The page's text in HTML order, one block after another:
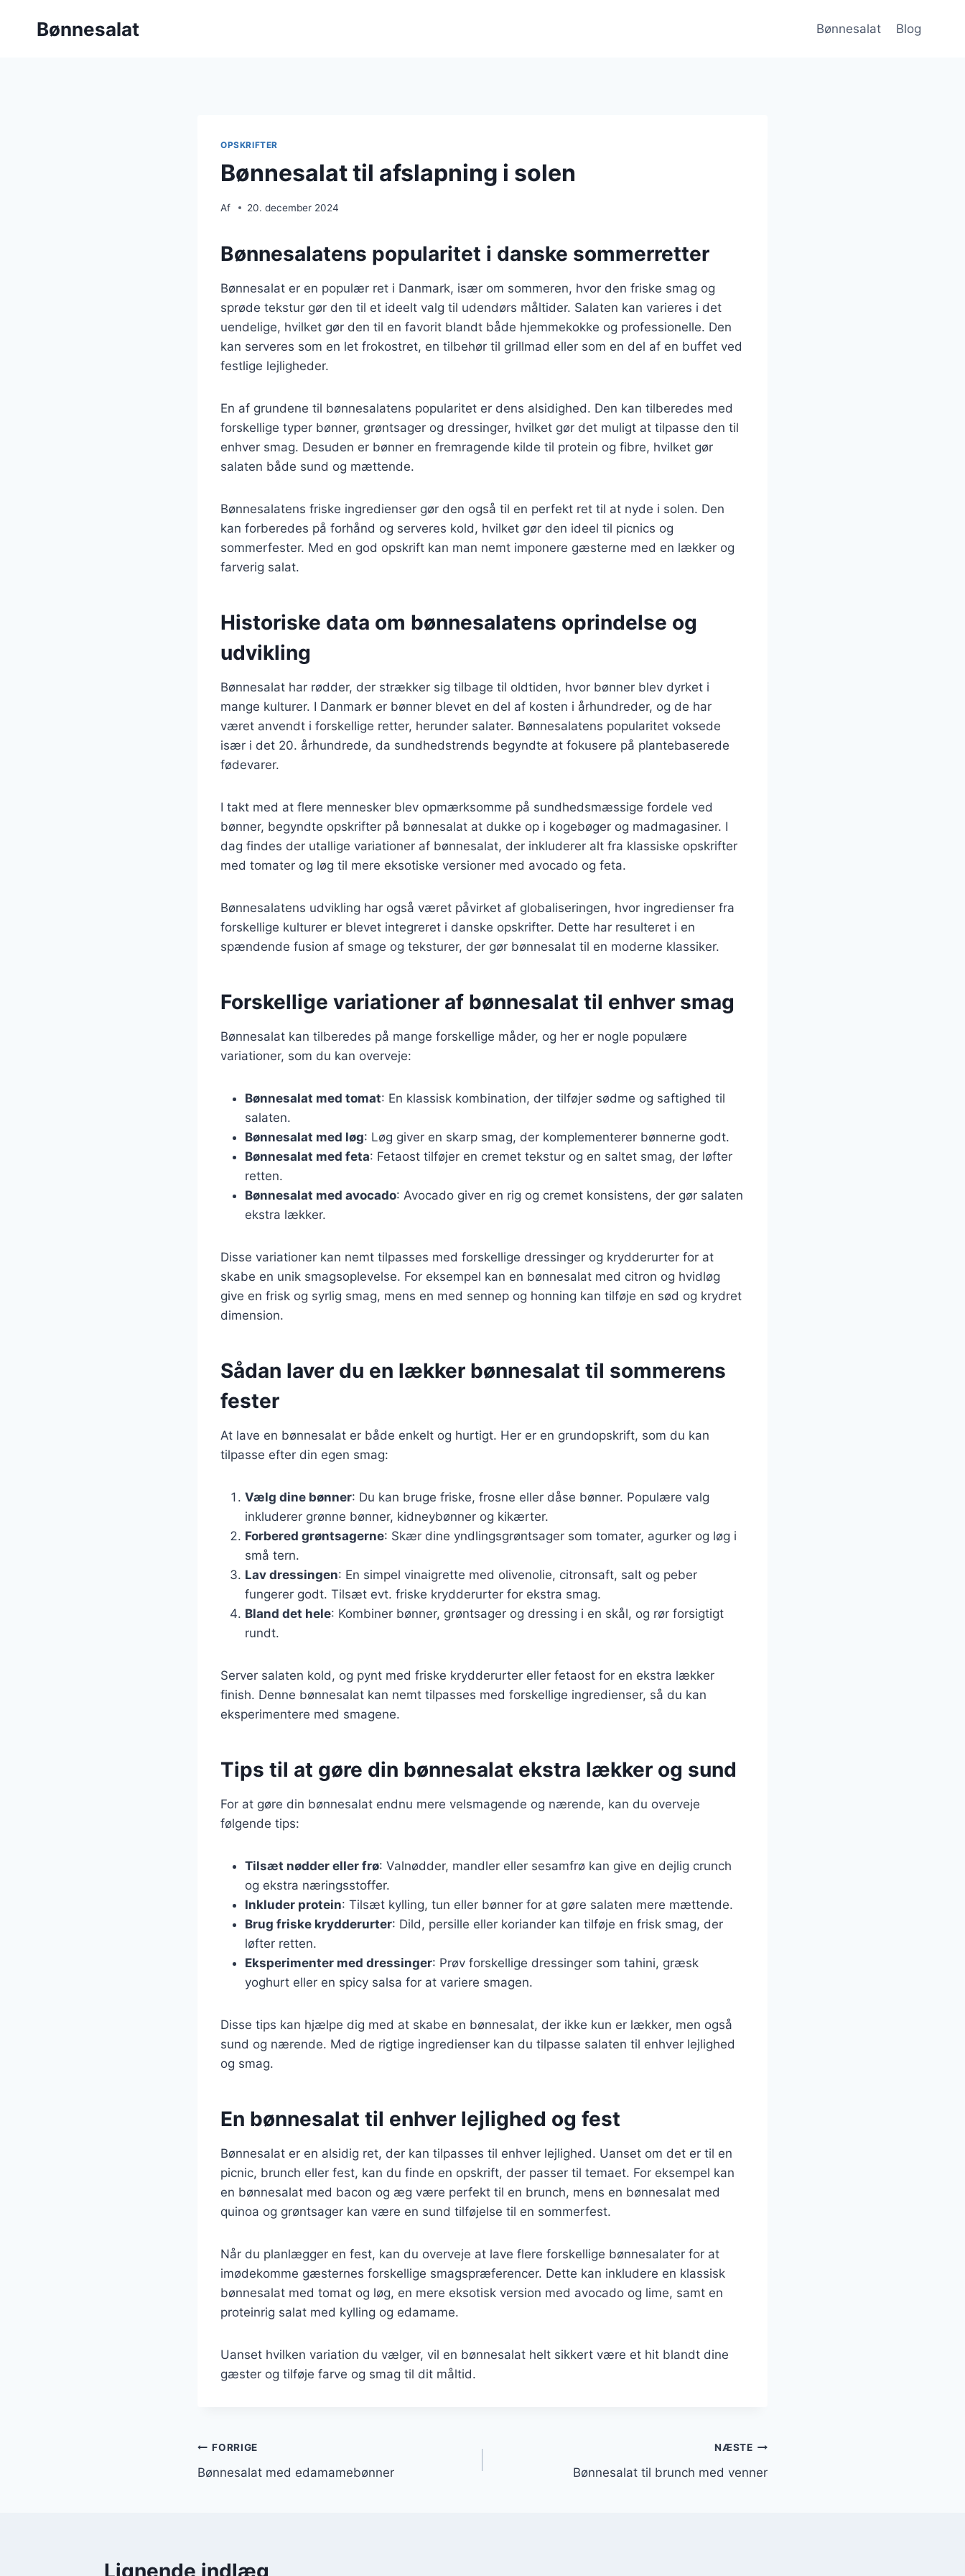
Bønnesalat Bønnesalat Blog
OPSKRIFTER
Bønnesalat til afslapning i solen
Af 20. december 2024
Bønnesalatens popularitet i danske sommerretter
Bønnesalat er en populær ret i Danmark, især om sommeren, hvor den friske smag og
sprøde tekstur gør den til et ideelt valg til udendørs måltider. Salaten kan varieres i det
uendelige, hvilket gør den til en favorit blandt både hjemmekokke og professionelle. Den
kan serveres som en let frokostret, en tilbehør til grillmad eller som en del af en buffet ved
festlige lejligheder.
En af grundene til bønnesalatens popularitet er dens alsidighed. Den kan tilberedes med
forskellige typer bønner, grøntsager og dressinger, hvilket gør det muligt at tilpasse den til
enhver smag. Desuden er bønner en fremragende kilde til protein og fibre, hvilket gør
salaten både sund og mættende.
Bønnesalatens friske ingredienser gør den også til en perfekt ret til at nyde i solen. Den
kan forberedes på forhånd og serveres kold, hvilket gør den ideel til picnics og
sommerfester. Med en god opskrift kan man nemt imponere gæsterne med en lækker og
farverig salat.
Historiske data om bønnesalatens oprindelse og
udvikling
Bønnesalat har rødder, der strækker sig tilbage til oldtiden, hvor bønner blev dyrket i
mange kulturer. I Danmark er bønner blevet en del af kosten i århundreder, og de har
været anvendt i forskellige retter, herunder salater. Bønnesalatens popularitet voksede
især i det 20. århundrede, da sundhedstrends begyndte at fokusere på plantebaserede
fødevarer.
I takt med at flere mennesker blev opmærksomme på sundhedsmæssige fordele ved
bønner, begyndte opskrifter på bønnesalat at dukke op i kogebøger og madmagasiner. I
dag findes der utallige variationer af bønnesalat, der inkluderer alt fra klassiske opskrifter
med tomater og løg til mere eksotiske versioner med avocado og feta.
Bønnesalatens udvikling har også været påvirket af globaliseringen, hvor ingredienser fra
forskellige kulturer er blevet integreret i danske opskrifter. Dette har resulteret i en
spændende fusion af smage og teksturer, der gør bønnesalat til en moderne klassiker.
Forskellige variationer af bønnesalat til enhver smag
Bønnesalat kan tilberedes på mange forskellige måder, og her er nogle populære
variationer, som du kan overveje:
Bønnesalat med tomat: En klassisk kombination, der tilføjer sødme og saftighed til
salaten.
Bønnesalat med løg: Løg giver en skarp smag, der komplementerer bønnerne godt.
Bønnesalat med feta: Fetaost tilføjer en cremet tekstur og en saltet smag, der løfter
retten.
Bønnesalat med avocado: Avocado giver en rig og cremet konsistens, der gør salaten
ekstra lækker.
Disse variationer kan nemt tilpasses med forskellige dressinger og krydderurter for at
skabe en unik smagsoplevelse. For eksempel kan en bønnesalat med citron og hvidløg
give en frisk og syrlig smag, mens en med sennep og honning kan tilføje en sød og krydret
dimension.
Sådan laver du en lækker bønnesalat til sommerens
fester
At lave en bønnesalat er både enkelt og hurtigt. Her er en grundopskrift, som du kan
tilpasse efter din egen smag:
Vælg dine bønner: Du kan bruge friske, frosne eller dåse bønner. Populære valg
inkluderer grønne bønner, kidneybønner og kikærter.
Forbered grøntsagerne: Skær dine yndlingsgrøntsager som tomater, agurker og løg i
små tern.
Lav dressingen: En simpel vinaigrette med olivenolie, citronsaft, salt og peber
fungerer godt. Tilsæt evt. friske krydderurter for ekstra smag.
Bland det hele: Kombiner bønner, grøntsager og dressing i en skål, og rør forsigtigt
rundt.
Server salaten kold, og pynt med friske krydderurter eller fetaost for en ekstra lækker
finish. Denne bønnesalat kan nemt tilpasses med forskellige ingredienser, så du kan
eksperimentere med smagene.
Tips til at gøre din bønnesalat ekstra lækker og sund
For at gøre din bønnesalat endnu mere velsmagende og nærende, kan du overveje
følgende tips:
Tilsæt nødder eller frø: Valnødder, mandler eller sesamfrø kan give en dejlig crunch
og ekstra næringsstoffer.
Inkluder protein: Tilsæt kylling, tun eller bønner for at gøre salaten mere mættende.
Brug friske krydderurter: Dild, persille eller koriander kan tilføje en frisk smag, der
løfter retten.
Eksperimenter med dressinger: Prøv forskellige dressinger som tahini, græsk
yoghurt eller en spicy salsa for at variere smagen.
Disse tips kan hjælpe dig med at skabe en bønnesalat, der ikke kun er lækker, men også
sund og nærende. Med de rigtige ingredienser kan du tilpasse salaten til enhver lejlighed
og smag.
En bønnesalat til enhver lejlighed og fest
Bønnesalat er en alsidig ret, der kan tilpasses til enhver lejlighed. Uanset om det er til en
picnic, brunch eller fest, kan du finde en opskrift, der passer til temaet. For eksempel kan
en bønnesalat med bacon og æg være perfekt til en brunch, mens en bønnesalat med
quinoa og grøntsager kan være en sund tilføjelse til en sommerfest.
Når du planlægger en fest, kan du overveje at lave flere forskellige bønnesalater for at
imødekomme gæsternes forskellige smagspræferencer. Dette kan inkludere en klassisk
bønnesalat med tomat og løg, en mere eksotisk version med avocado og lime, samt en
proteinrig salat med kylling og edamame.
Uanset hvilken variation du vælger, vil en bønnesalat helt sikkert være et hit blandt dine
gæster og tilføje farve og smag til dit måltid.
Indlægsnavigation
FORRIGE
Bønnesalat med edamamebønner
NÆSTE
Bønnesalat til brunch med venner
Lignende indlæg